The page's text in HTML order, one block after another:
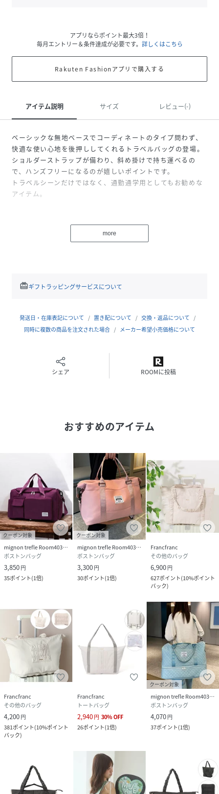
アプリならポイント最大3倍！
毎月エントリー＆条件達成が必要です。 詳しくはこちら
Rakuten Fashionアプリで購入する
アイテム説明 サイズ レビュー(-)
ベーシックな無地ベースでコーディネートのタイプ問わず、
快適な使い心地を後押ししてくれるトラベルバッグの登場。
ショルダーストラップが備わり、斜め掛けで持ち運べるの
で、ハンズフリーになるのが嬉しいポイントです。
トラベルシーンだけではなく、通勤通学用としてもお勧めな
アイテム。
FREE
more
redeemギフトラッピングサービスについて
発送日・在庫表記について 置き配について
交換・返品について
同時に複数の商品を注文された場合
メーカー希望小売価格について
シェア ROOMに投稿
おすすめのアイテム
クーポン対象
mignon trefle Room403 selected
ボストンバッグ
3,850円
35ポイント(1倍)
クーポン対象
mignon trefle Room403 selected
ボストンバッグ
3,300円
30ポイント(1倍)
Francfranc
その他のバッグ
6,900円
627ポイント(10%ポイント
バック)
Francfranc
その他のバッグ
4,200円
381ポイント(10%ポイント
バック)
Francfranc
トートバッグ
2,940円 30%OFF
26ポイント(1倍)
クーポン対象
mignon trefle Room403 selected
ボストンバッグ
4,070円
37ポイント(1倍)